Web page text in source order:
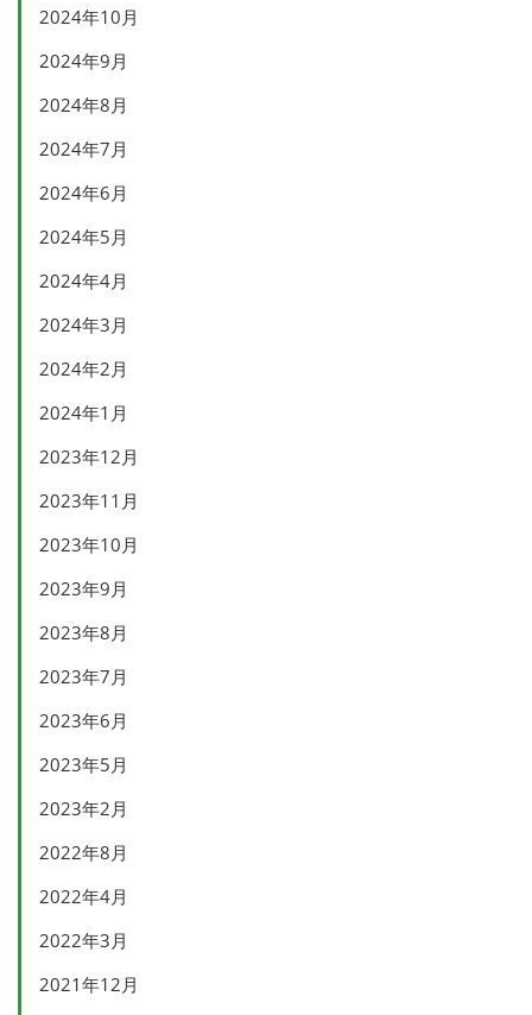
2024年10月
2024年9月
2024年8月
2024年7月
2024年6月
2024年5月
2024年4月
2024年3月
2024年2月
2024年1月
2023年12月
2023年11月
2023年10月
2023年9月
2023年8月
2023年7月
2023年6月
2023年5月
2023年2月
2022年8月
2022年4月
2022年3月
2021年12月